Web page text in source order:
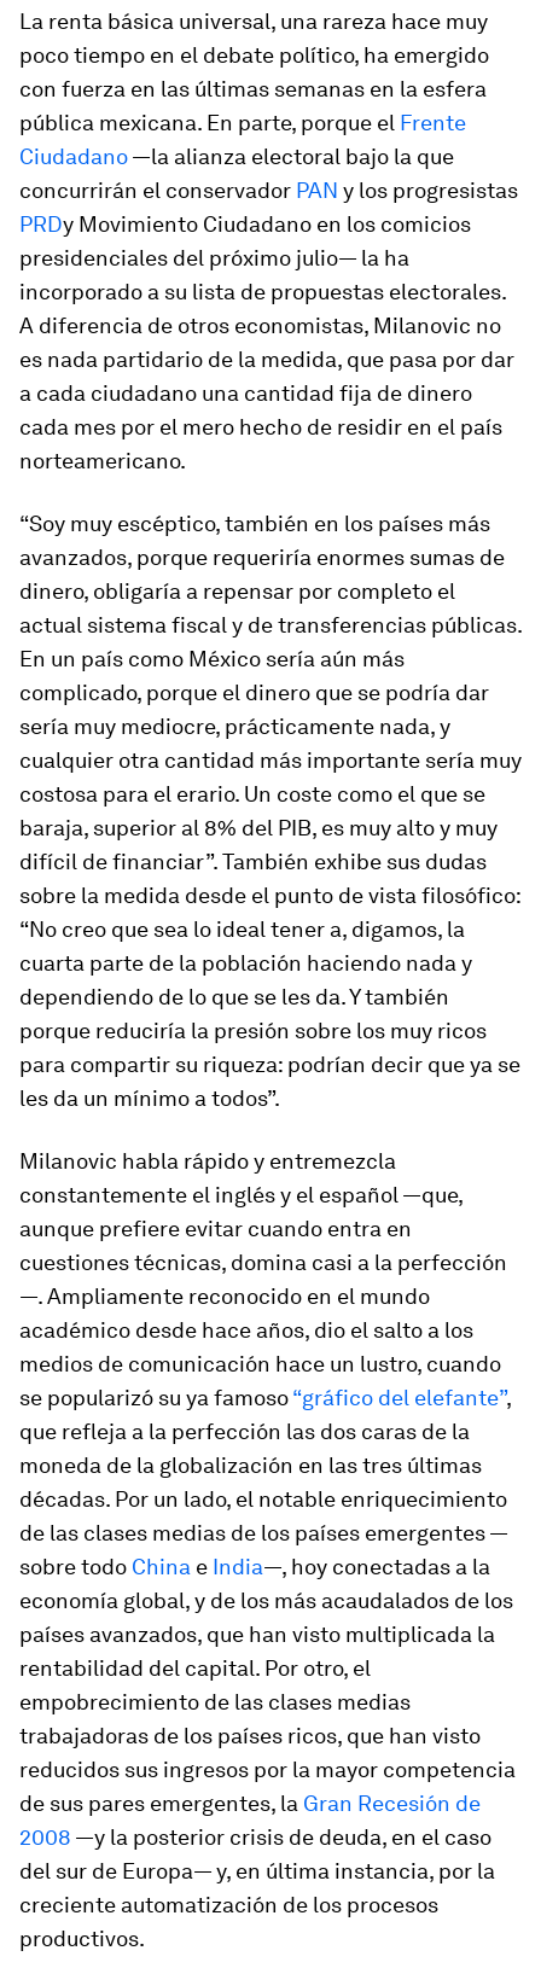
La renta básica universal, una rareza hace muy
poco tiempo en el debate político, ha emergido
con fuerza en las últimas semanas en la esfera
pública mexicana. En parte, porque el Frente
Ciudadano—la alianza electoral bajo la que
concurrirán el conservador PAN y los progresistas
PRDy Movimiento Ciudadano en los comicios
presidenciales del próximo julio— la ha
incorporado a su lista de propuestas electorales.
A diferencia de otros economistas, Milanovic no
es nada partidario de la medida, que pasa por dar
a cada ciudadano una cantidad fija de dinero
cada mes por el mero hecho de residir en el país
norteamericano.
“Soy muy escéptico, también en los países más
avanzados, porque requeriría enormes sumas de
dinero, obligaría a repensar por completo el
actual sistema fiscal y de transferencias públicas.
En un país como México sería aún más
complicado, porque el dinero que se podría dar
sería muy mediocre, prácticamente nada, y
cualquier otra cantidad más importante sería muy
costosa para el erario. Un coste como el que se
baraja, superior al 8% del PIB, es muy alto y muy
difícil de financiar”. También exhibe sus dudas
sobre la medida desde el punto de vista filosófico:
“No creo que sea lo ideal tener a, digamos, la
cuarta parte de la población haciendo nada y
dependiendo de lo que se les da. Y también
porque reduciría la presión sobre los muy ricos
para compartir su riqueza: podrían decir que ya se
les da un mínimo a todos”.
Milanovic habla rápido y entremezcla
constantemente el inglés y el español —que,
aunque prefiere evitar cuando entra en
cuestiones técnicas, domina casi a la perfección
—. Ampliamente reconocido en el mundo
académico desde hace años, dio el salto a los
medios de comunicación hace un lustro, cuando
se popularizó su ya famoso“gráfico del elefante”,
que refleja a la perfección las dos caras de la
moneda de la globalización en las tres últimas
décadas. Por un lado, el notable enriquecimiento
de las clases medias de los países emergentes —
sobre todo China e India—, hoy conectadas a la
economía global, y de los más acaudalados de los
países avanzados, que han visto multiplicada la
rentabilidad del capital. Por otro, el
empobrecimiento de las clases medias
trabajadoras de los países ricos, que han visto
reducidos sus ingresos por la mayor competencia
de sus pares emergentes, la Gran Recesión de
2008 —y la posterior crisis de deuda, en el caso
del sur de Europa— y, en última instancia, por la
creciente automatización de los procesos
productivos.